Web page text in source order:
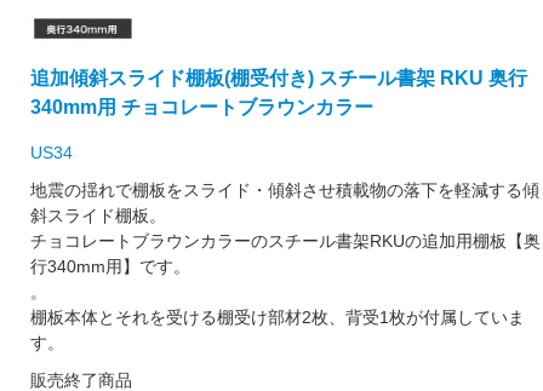
追加傾斜スライド棚板(棚受付き) スチール書架 RKU 奥行
340mm用 チョコレートブラウンカラー
US34
地震の揺れで棚板をスライド・傾斜させ積載物の落下を軽減する傾
斜スライド棚板。
チョコレートブラウンカラーのスチール書架RKUの追加用棚板【奥
行340mm用】です。
。
棚板本体とそれを受ける棚受け部材2枚、背受1枚が付属していま
す。
販売終了商品